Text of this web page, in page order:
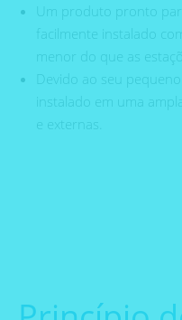
Um produto pronto
facilmente instalado
menor do que as
Devido ao seu
instalado em uma
e externas.